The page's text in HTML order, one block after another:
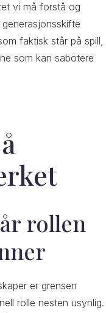
vi må forstå og
faktisk står på spill,
som kan sabotere
rollen
er grensen
rolle nesten usynlig.